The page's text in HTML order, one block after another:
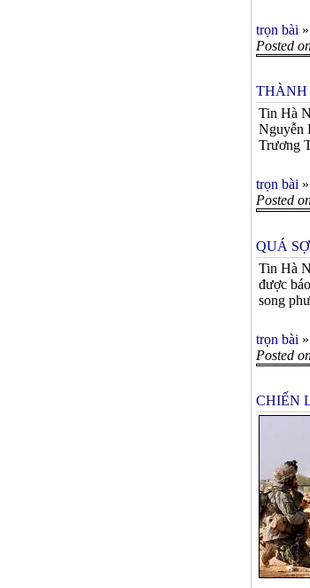
trọn bài »
Posted
THÀNH
Tin Hà
Nguyễn
Trương
trọn bài »
Posted
QUÁ
Tin Hà
được
song
trọn bài »
Posted
CHIẾN